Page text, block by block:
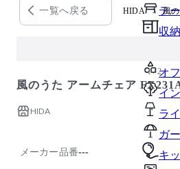
テ
収
パ
オ
イ
ラ
ガ
キ
一覧へ戻る HIDA 風
1 / 2
風のうた アームチェア
HIDA
メーカー品番---